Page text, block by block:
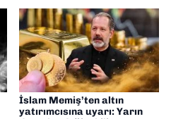
İslam Memiş’ten altın
yatırımcısına uyarı: Yarın